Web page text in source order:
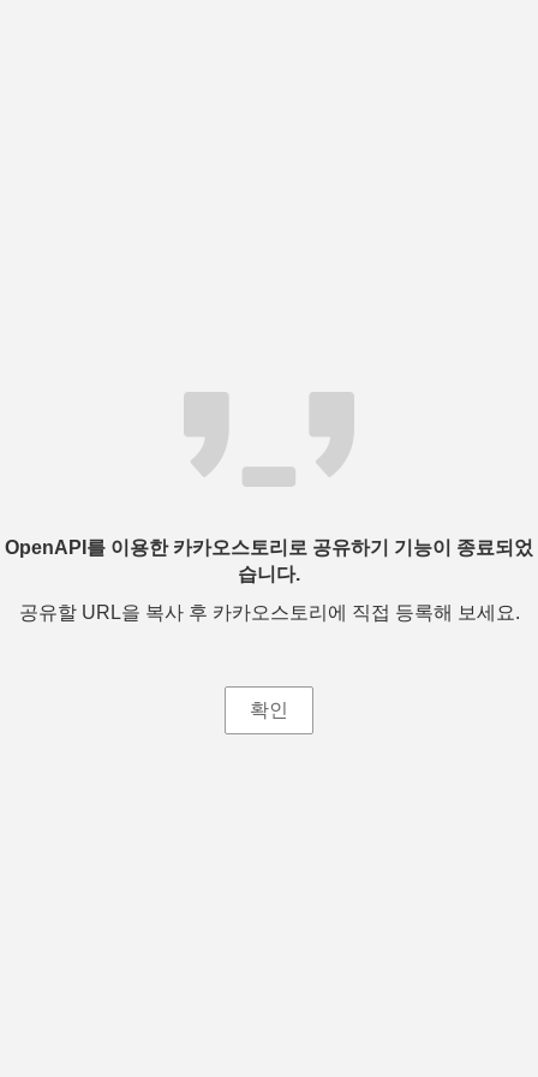
OpenAPI를 이용한 카카오스토리로 공유하기 기능이 종료되었
습니다.
공유할 URL을 복사 후 카카오스토리에 직접 등록해 보세요.
확인